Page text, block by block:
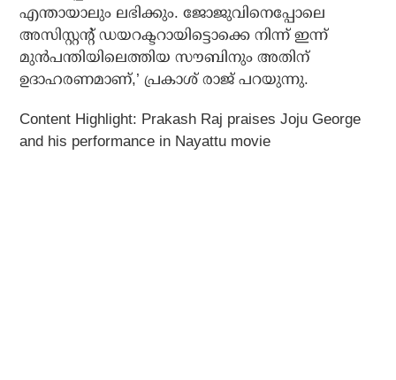
എന്തായാലും ലഭിക്കും. ജോജുവിനെപ്പോലെ
അസിസ്റ്റന്റ് ഡയറക്ടറായിട്ടൊക്കെ നിന്ന് ഇന്ന്
മുന്‍പന്തിയിലെത്തിയ സൗബിനും അതിന്
ഉദാഹരണമാണ്,’ പ്രകാശ് രാജ് പറയുന്നു.
Content Highlight: Prakash Raj praises Joju George
and his performance in Nayattu movie